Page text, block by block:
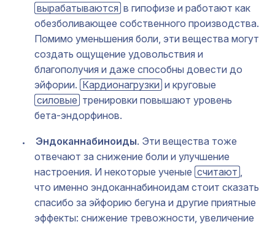
вырабатываются в гипофизе и работают как
обезболивающее собственного производства.
Помимо уменьшения боли, эти вещества могут
создать ощущение удовольствия и
благополучия и даже способны довести до
эйфории. Кардионагрузки и круговые
силовые тренировки повышают уровень
бета-эндорфинов.
Эндоканнабиноиды. Эти вещества тоже
отвечают за снижение боли и улучшение
настроения. И некоторые ученые считают ,
что именно эндоканнабиноидам стоит сказать
спасибо за эйфорию бегуна и другие приятные
эффекты: снижение тревожности, увеличение